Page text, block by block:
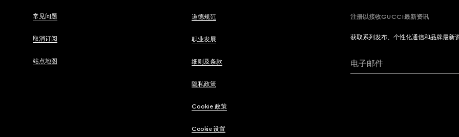
常见问题
取消订阅
站点地图
道德规范
职业发展
细则及条款
隐私政策
Cookie 政策
Cookie 设置
注册以接收GUCCI最新资讯
获取系列发布、个性化通信和品牌最新
电子邮件